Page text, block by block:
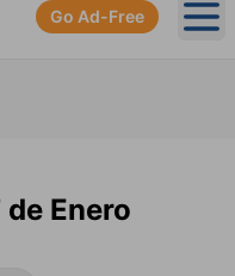
Go Ad-Free
Enero